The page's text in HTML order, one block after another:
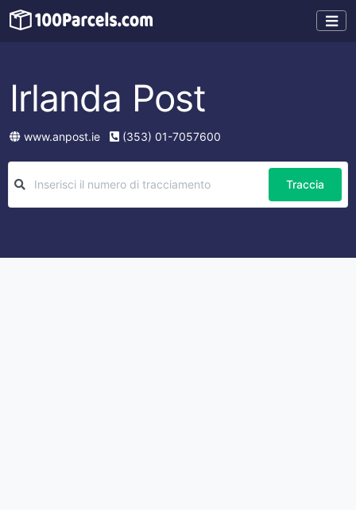
Irlanda Post
www.anpost.ie (353) 01-7057600
Traccia